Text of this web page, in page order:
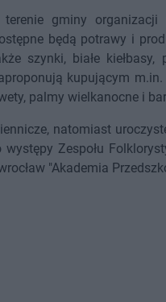
gminy organizacji
będą potrawy i
szynki, białe kiełbasy,
kupującym
palmy wielkanocne i
natomiast
Zespołu
"Akademia